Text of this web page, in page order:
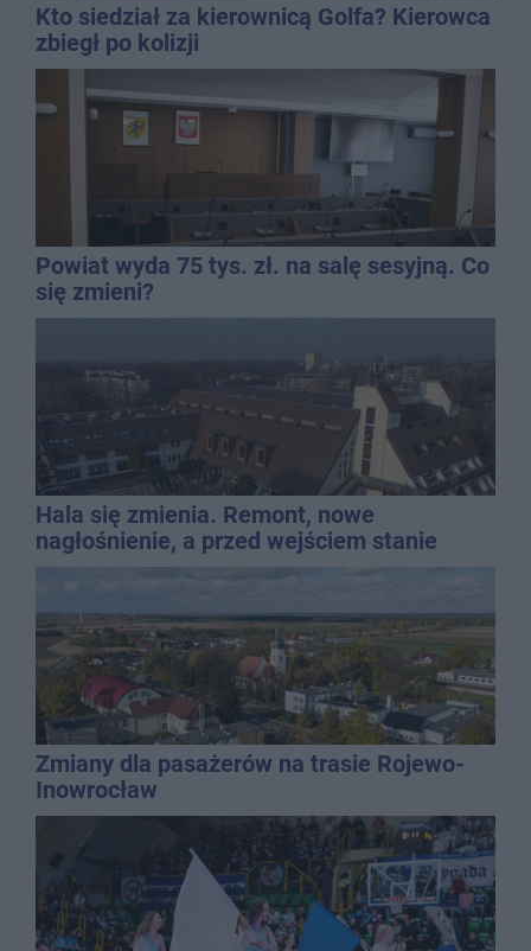
Kto siedział za kierownicą Golfa? Kierowca
zbiegł po kolizji
Powiat wyda 75 tys. zł. na salę sesyjną. Co
się zmieni?
Hala się zmienia. Remont, nowe
nagłośnienie, a przed wejściem stanie
QEMETICA ARENA
Zmiany dla pasażerów na trasie Rojewo-
Inowrocław